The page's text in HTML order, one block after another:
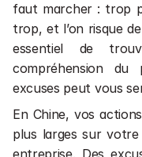
faut marcher : trop
trop, et l’on risque
essentiel de
compréhension du
excuses peut vous
En Chine, vos
plus larges sur